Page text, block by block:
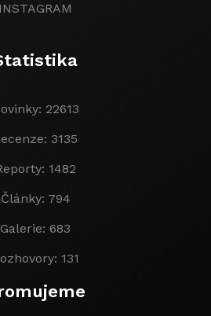
INSTAGRAM
22613
3135
1482
Články: 794
Galerie: 683
131